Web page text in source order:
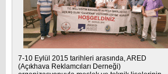
7-10 Eylül 2015 tarihleri arasında, ARED
(Açıkhava Reklamcıları Derneği)